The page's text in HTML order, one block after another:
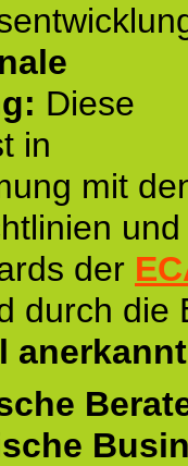
Diese
in
mit
der
durch die